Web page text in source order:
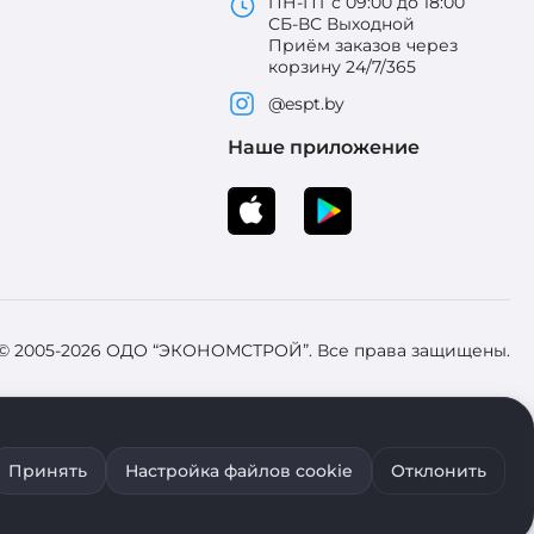
СБ-ВС Выходной
Приём заказов через
корзину 24/7/365
@espt.by
Наше приложение
2005-2026 ОДО “ЭКОНОМСТРОЙ”. Все права защищены.
Брестский областной исполнительный комитет 31
cookie воспользуйтесь соответствующими настройками
Принять Настройка файлов cookie Отклонить